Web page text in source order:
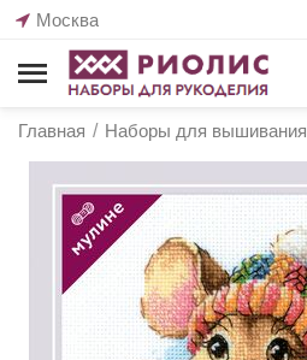
Москва
Главная / Наборы для вышивания